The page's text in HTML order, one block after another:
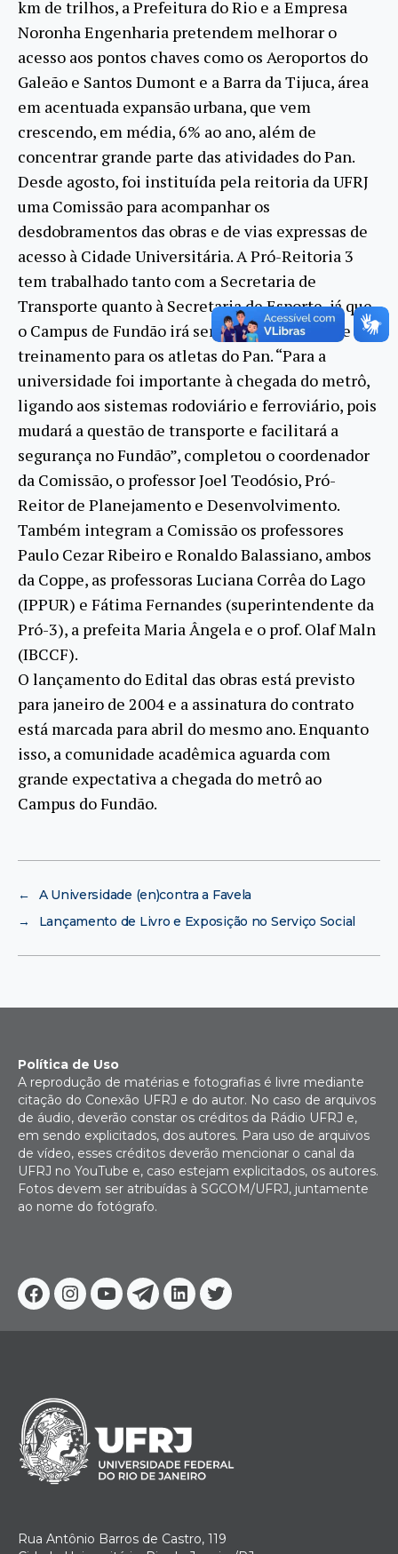
km de trilhos, a Prefeitura do Rio e a Empresa
Noronha Engenharia pretendem melhorar o
acesso aos pontos chaves como os Aeroportos do
Galeão e Santos Dumont e a Barra da Tijuca, área
em acentuada expansão urbana, que vem
crescendo, em média, 6% ao ano, além de
concentrar grande parte das atividades do Pan.
Desde agosto, foi instituída pela reitoria da UFRJ
uma Comissão para acompanhar os
desdobramentos das obras e de vias expressas de
acesso à Cidade Universitária. A Pró-Reitoria 3
tem trabalhado tanto com a Secretaria de
Transporte quanto à Secretaria de Esporte, já que
o Campus de Fundão irá servir como centro de
treinamento para os atletas do Pan. “Para a
universidade foi importante à chegada do metrô,
ligando aos sistemas rodoviário e ferroviário, pois
mudará a questão de transporte e facilitará a
segurança no Fundão”, completou o coordenador
da Comissão, o professor Joel Teodósio, Pró-
Reitor de Planejamento e Desenvolvimento.
Também integram a Comissão os professores
Paulo Cezar Ribeiro e Ronaldo Balassiano, ambos
da Coppe, as professoras Luciana Corrêa do Lago
(IPPUR) e Fátima Fernandes (superintendente da
Pró-3), a prefeita Maria Ângela e o prof. Olaf Maln
(IBCCF).
O lançamento do Edital das obras está previsto
para janeiro de 2004 e a assinatura do contrato
está marcada para abril do mesmo ano. Enquanto
isso, a comunidade acadêmica aguarda com
grande expectativa a chegada do metrô ao
Campus do Fundão.
←
A Universidade (en)contra a Favela
→
Lançamento de Livro e Exposição no Serviço Social
Facebook
Instagram
YoutubeTelegram
Linkedin
Twitter
Política de Uso
A reprodução de matérias e fotografias é livre mediante
citação do Conexão UFRJ e do autor. No caso de arquivos
de áudio, deverão constar os créditos da Rádio UFRJ e,
em sendo explicitados, dos autores. Para uso de arquivos
de vídeo, esses créditos deverão mencionar o canal da
UFRJ no YouTube e, caso estejam explicitados, os autores.
Fotos devem ser atribuídas à SGCOM/UFRJ, juntamente
ao nome do fotógrafo.
Rua Antônio Barros de Castro, 119